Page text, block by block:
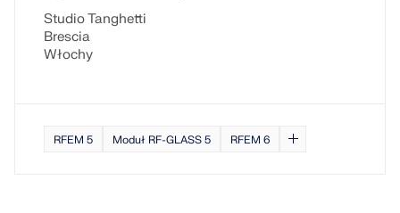
Studio Tanghetti
Brescia
Włochy
RFEM 5 Moduł RF-GLASS 5 RFEM 6